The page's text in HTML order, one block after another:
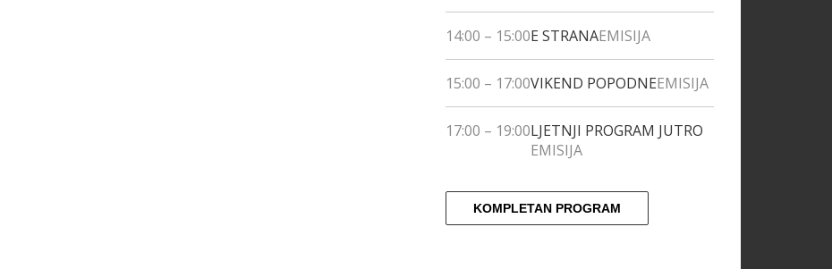
14:00 – 15:00E STRANAEMISIJA
15:00 – 17:00VIKEND POPODNEEMISIJA
17:00 – 19:00LJETNJI PROGRAM JUTRO
EMISIJA
KOMPLETAN PROGRAM